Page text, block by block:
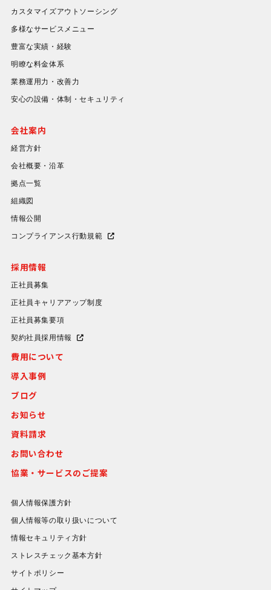
カスタマイズアウトソーシング
多様なサービスメニュー
豊富な実績・経験
明瞭な料金体系
業務運用力・改善力
安心の設備・体制・セキュリティ
会社案内
経営方針
会社概要・沿革
拠点一覧
組織図
情報公開
コンプライアンス行動規範
採用情報
正社員募集
正社員キャリアアップ制度
正社員募集要項
契約社員採用情報
費用について
導入事例
ブログ
お知らせ
資料請求
お問い合わせ
協業・サービスのご提案
個人情報保護方針
個人情報等の取り扱いについて
情報セキュリティ方針
ストレスチェック基本方針
サイトポリシー